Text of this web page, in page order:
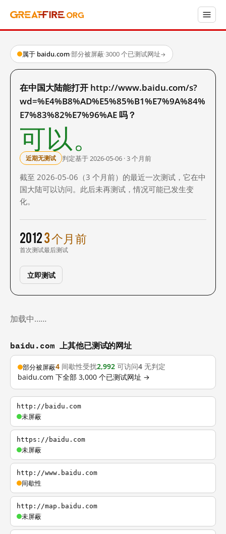
属于 baidu.com·部分被屏蔽·3000 个已测试网址→
在中国大陆能打开 http://www.baidu.com/s?
wd=%E4%B8%AD%E5%85%B1%E7%9A%84%
E7%83%82%E7%96%AE 吗？
可以。
近期无测试 判定基于 2026-05-06 · 3 个月前
截至 2026-05-06（3 个月前）的最近一次测试，它在中
国大陆可以访问。此后未再测试，情况可能已发生变
化。
2012
首次测试
3 个月前
最后测试
立即测试
加载中……
baidu.com 上其他已测试的网址
部分被屏蔽4 间歇性受扰2,992 可访问4 无判定
baidu.com 下全部 3,000 个已测试网址 →
http://baidu.com
未屏蔽
https://baidu.com
未屏蔽
http://www.baidu.com
间歇性
http://map.baidu.com
未屏蔽